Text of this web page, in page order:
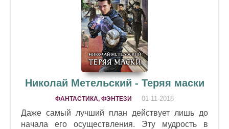
Николай Метельский - Теряя маски
ФАНТАСТИКА, ФЭНТЕЗИ 01-11-2018
Даже самый лучший план действует лишь до
начала его осуществления. Эту мудрость в